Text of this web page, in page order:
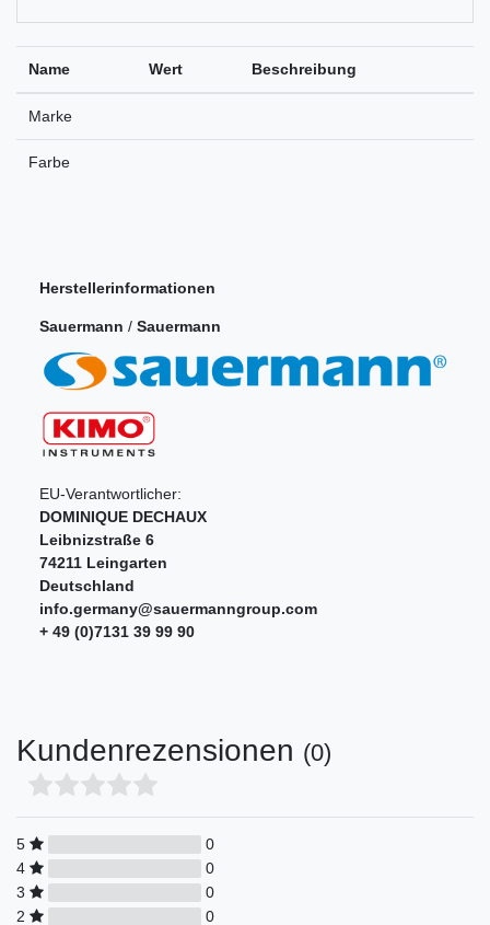
Name Wert Beschreibung
Marke
Farbe
Herstellerinformationen
Sauermann / Sauermann
EU-Verantwortlicher:
DOMINIQUE DECHAUX
Leibnizstraße 6
74211 Leingarten
Deutschland
info.germany@sauermanngroup.com
+ 49 (0)7131 39 99 90
Kundenrezensionen (0)
5
0
4
0
3
0
2
0